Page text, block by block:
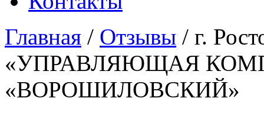
Главная / Отзывы / г.
«УПРАВЛЯЮЩАЯ
«ВОРОШИЛОВСКИЙ»